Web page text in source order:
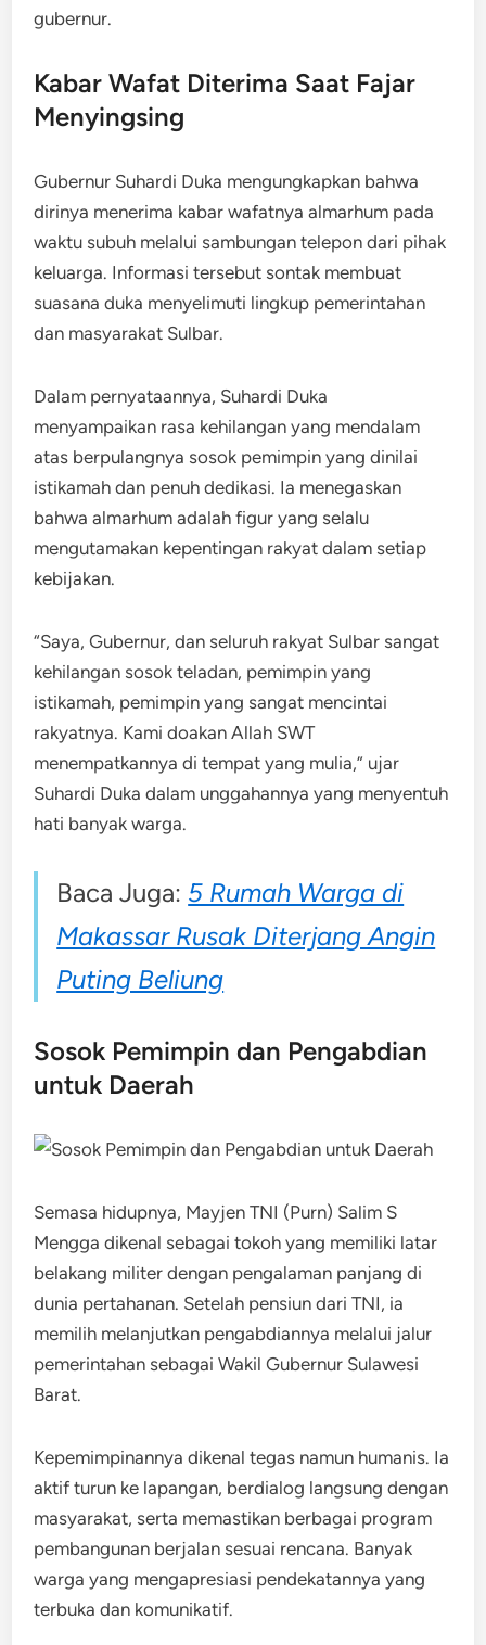
gubernur.
Kabar Wafat Diterima Saat Fajar
Menyingsing
Gubernur Suhardi Duka mengungkapkan bahwa
dirinya menerima kabar wafatnya almarhum pada
waktu subuh melalui sambungan telepon dari pihak
keluarga. Informasi tersebut sontak membuat
suasana duka menyelimuti lingkup pemerintahan
dan masyarakat Sulbar.
Dalam pernyataannya, Suhardi Duka
menyampaikan rasa kehilangan yang mendalam
atas berpulangnya sosok pemimpin yang dinilai
istikamah dan penuh dedikasi. Ia menegaskan
bahwa almarhum adalah figur yang selalu
mengutamakan kepentingan rakyat dalam setiap
kebijakan.
“Saya, Gubernur, dan seluruh rakyat Sulbar sangat
kehilangan sosok teladan, pemimpin yang
istikamah, pemimpin yang sangat mencintai
rakyatnya. Kami doakan Allah SWT
menempatkannya di tempat yang mulia,” ujar
Suhardi Duka dalam unggahannya yang menyentuh
hati banyak warga.
Baca Juga: 5 Rumah Warga di
Makassar Rusak Diterjang Angin
Puting Beliung
Sosok Pemimpin dan Pengabdian
untuk Daerah
Semasa hidupnya, Mayjen TNI (Purn) Salim S
Mengga dikenal sebagai tokoh yang memiliki latar
belakang militer dengan pengalaman panjang di
dunia pertahanan. Setelah pensiun dari TNI, ia
memilih melanjutkan pengabdiannya melalui jalur
pemerintahan sebagai Wakil Gubernur Sulawesi
Barat.
Kepemimpinannya dikenal tegas namun humanis. Ia
aktif turun ke lapangan, berdialog langsung dengan
masyarakat, serta memastikan berbagai program
pembangunan berjalan sesuai rencana. Banyak
warga yang mengapresiasi pendekatannya yang
terbuka dan komunikatif.